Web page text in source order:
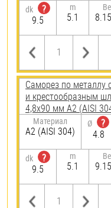
dk
?
9.5
m
5.1
Саморез по металлу
и крестообразным
4,8х90 мм А2 (AISI
Материал
А2 (AISI 304)
Ø
?
4.8
dk
?
9.5
m
5.1